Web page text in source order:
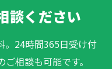
談ください
。24時間365日受け付
相談も可能です。